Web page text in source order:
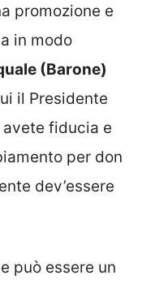
promozione e
in modo
(Barone)
il Presidente
avete fiducia e
per don
dev’essere
può essere un